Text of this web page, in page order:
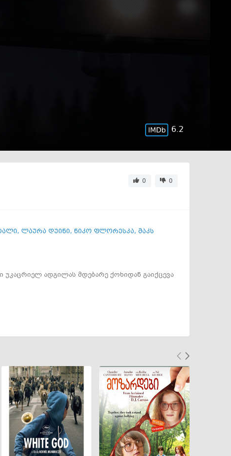
6.2
0
0
, ლაურა დუინი, ნიკო ფლორესკა, მაკს
ადგილას მდებარე ქოხიდან გაიქცევა